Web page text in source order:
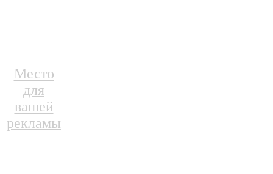
Место
для
вашей
рекламы